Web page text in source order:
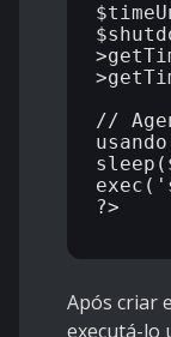
//
?>
Após criar
executá-lo